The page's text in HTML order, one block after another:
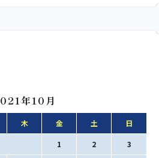
個人情報保護方針
年10月
木 金 土 日
1 2 3